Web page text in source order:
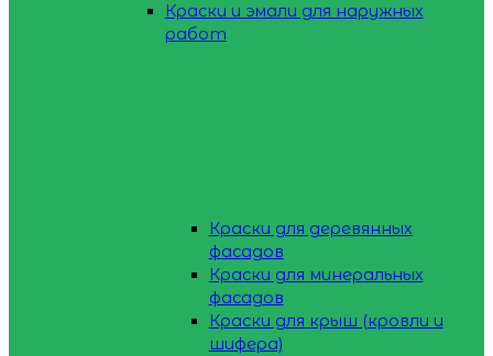
Краски и эмали для наружных
работ
Краски для деревянных
фасадов
Краски для минеральных
фасадов
Краски для крыш (кровли и
шифера)